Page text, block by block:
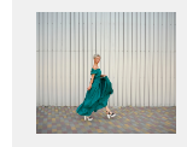
Adaugă
aici textul
pentru
subtitlu